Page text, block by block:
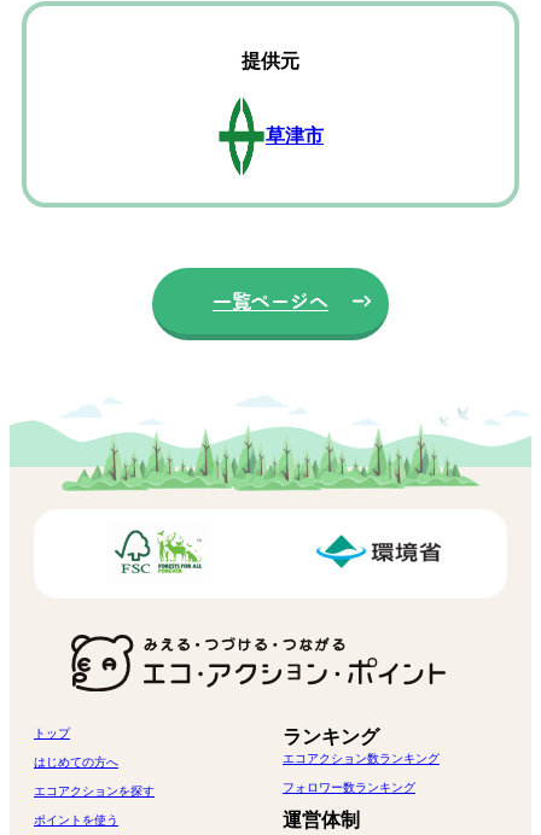
提供元
草津市
一覧ページへ
トップ
はじめての方へ
エコアクションを探す
ポイントを使う
ランキング
エコアクション数ランキング
フォロワー数ランキング
運営体制